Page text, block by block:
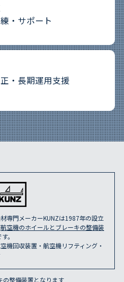
・ サポート
・ 長期運用支援
専門メーカーKUNZは1987年の設立
航空機のホイールとブレーキの整備装
。
機回収装置・航空機リフティング・
整備装置となります